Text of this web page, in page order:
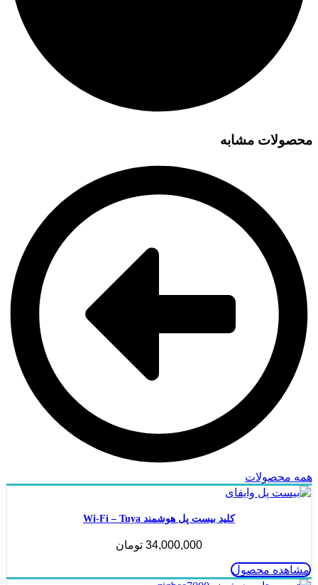
محصولات مشابه
همه محصولات
کلید بیست پل هوشمند Wi-Fi – Tuya
34,000,000 تومان
مشاهده محصول